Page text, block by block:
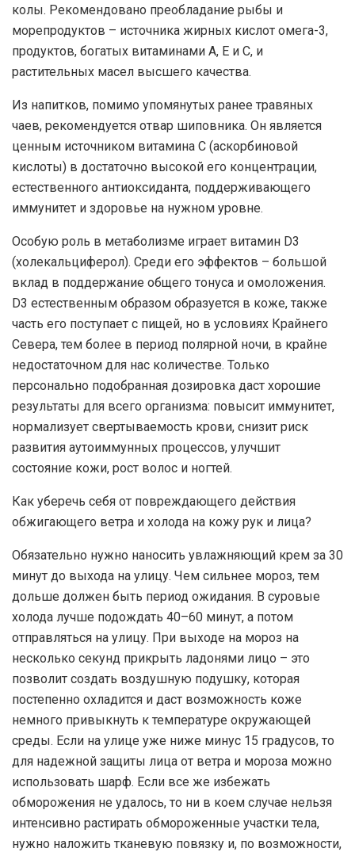
колы. Рекомендовано преобладание рыбы и
морепродуктов – источника жирных кислот омега-3,
продуктов, богатых витаминами А, Е и С, и
растительных масел высшего качества.
Из напитков, помимо упомянутых ранее травяных
чаев, рекомендуется отвар шиповника. Он является
ценным источником витамина С (аскорбиновой
кислоты) в достаточно высокой его концентрации,
естественного антиоксиданта, поддерживающего
иммунитет и здоровье на нужном уровне.
Особую роль в метаболизме играет витамин D3
(холекальциферол). Среди его эффектов – большой
вклад в поддержание общего тонуса и омоложения.
D3 естественным образом образуется в коже, также
часть его поступает с пищей, но в условиях Крайнего
Севера, тем более в период полярной ночи, в крайне
недостаточном для нас количестве. Только
персонально подобранная дозировка даст хорошие
результаты для всего организма: повысит иммунитет,
нормализует свертываемость крови, снизит риск
развития аутоиммунных процессов, улучшит
состояние кожи, рост волос и ногтей.
Как уберечь себя от повреждающего действия
обжигающего ветра и холода на кожу рук и лица?
Обязательно нужно наносить увлажняющий крем за 30
минут до выхода на улицу. Чем сильнее мороз, тем
дольше должен быть период ожидания. В суровые
холода лучше подождать 40–60 минут, а потом
отправляться на улицу. При выходе на мороз на
несколько секунд прикрыть ладонями лицо – это
позволит создать воздушную подушку, которая
постепенно охладится и даст возможность коже
немного привыкнуть к температуре окружающей
среды. Если на улице уже ниже минус 15 градусов, то
для надежной защиты лица от ветра и мороза можно
использовать шарф. Если все же избежать
обморожения не удалось, то ни в коем случае нельзя
интенсивно растирать обмороженные участки тела,
нужно наложить тканевую повязку и, по возможности,